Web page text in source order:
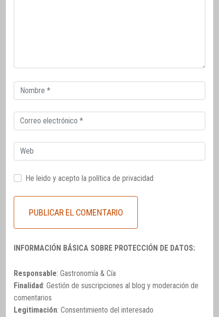
Correo
electrónico
Correo
electrónico
Web
He leido y acepto la política de privacidad
INFORMACIÓN BÁSICA SOBRE PROTECCIÓN DE DATOS:
Responsable: Gastronomía & Cía
Finalidad: Gestión de suscripciones al blog y moderación de
comentarios
Legitimación: Consentimiento del interesado